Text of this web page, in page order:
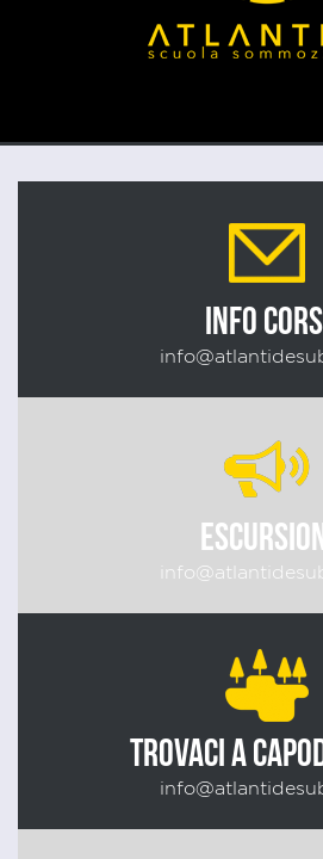
INFO
TROVACI A